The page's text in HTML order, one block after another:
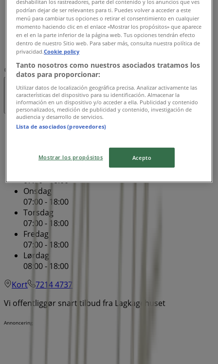
07:00 - 18:00
Fredag
07:00 - 18:00
Lørdag
08:00 - 18:00
Kort
7214 4737
Lukket
Søndag
07:00 - 18:00
07:00 - 18:00
Onsdag
07:00 - 18:00
Torsdag
07:00 - 18:00
Fredag
07:00 - 18:00
Lørdag
08:00 - 18:00
Kort
7214 4737
Vi offentliggør snart tilbud fra Lagkagehuset
Annoncering
podrían dejar de ser relevantes para ti. Puedes volver a acceder a este
menú para cambiar tus opciones o retirar el consentimiento en cualquier
momento haciendo clic en el enlace «Mostrar los propósitos» que aparece
en el en la parte inferior de la página web. Tus opciones tendrán efecto
dentro de nuestro Sitio web. Para saber más, consulta nuestra política de
privacidad.Cookie policy
Tanto nosotros como nuestros asociados tratamos los
datos para proporcionar:
Utilizar datos de localización geográfica precisa. Analizar activamente las
características del dispositivo para su identificación. Almacenar la
información en un dispositivo y/o acceder a ella. Publicidad y contenido
personalizados, medición de publicidad y contenido, investigación de
audiencia y desarrollo de servicios.
Lista de asociados (proveedores)
Mostrar los propósitos Acepto